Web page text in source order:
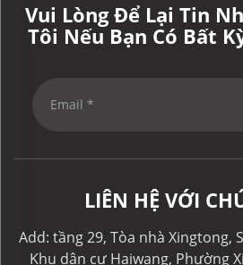
Vui Lòng Để Lại Tin
Tôi Nếu Bạn Có Bất
LIÊN HỆ VỚI
Add: tầng 29, Tòa nhà Xingtong,
Khu dân cư Haiwang, Phường